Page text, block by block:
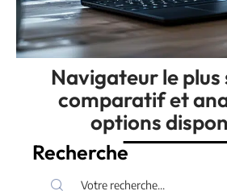
Navigateur le plus
comparatif et
options
Recherche